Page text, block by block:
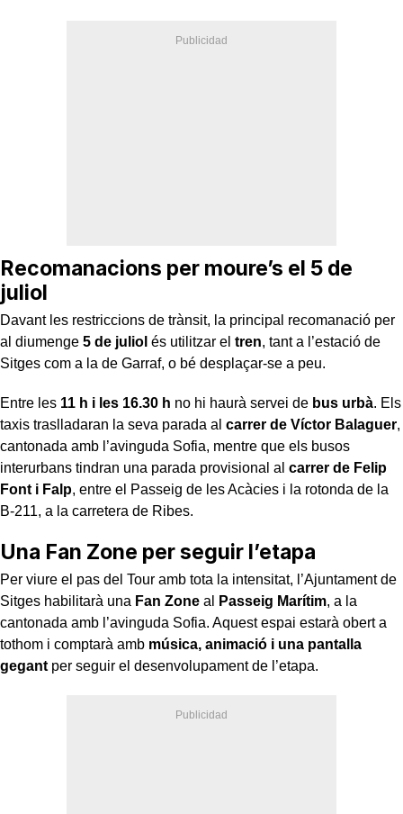
Recomanacions per moure’s el 5 de
juliol
Davant les restriccions de trànsit, la principal recomanació per
al diumenge 5 de juliol és utilitzar el tren, tant a l’estació de
Sitges com a la de Garraf, o bé desplaçar-se a peu.
Entre les 11 h i les 16.30 h no hi haurà servei de bus urbà. Els
taxis traslladaran la seva parada al carrer de Víctor Balaguer,
cantonada amb l’avinguda Sofia, mentre que els busos
interurbans tindran una parada provisional al carrer de Felip
Font i Falp, entre el Passeig de les Acàcies i la rotonda de la
B-211, a la carretera de Ribes.
Una Fan Zone per seguir l’etapa
Per viure el pas del Tour amb tota la intensitat, l’Ajuntament de
Sitges habilitarà una Fan Zone al Passeig Marítim, a la
cantonada amb l’avinguda Sofia. Aquest espai estarà obert a
tothom i comptarà amb música, animació i una pantalla
gegant per seguir el desenvolupament de l’etapa.